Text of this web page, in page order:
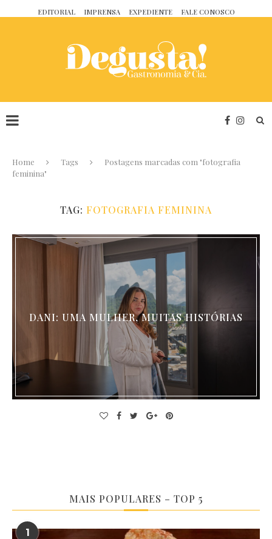
EDITORIAL IMPRENSA EXPEDIENTE FALE CONOSCO
Home Tags
Postagens marcadas com "fotografia
feminina"
TAG: FOTOGRAFIA FEMININA
DANI: UMA MULHER, MUITAS HISTÓRIAS
MAIS POPULARES – TOP 5
1